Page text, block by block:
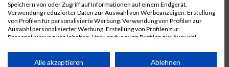
Speichern von oder Zugriff auf Informationen auf einem Endgerät.
Verwendung reduzierter Daten zur Auswahl von Werbeanzeigen. Erstellung
von Profilen für personalisierte Werbung. Verwendung von Profilen zur
Auswahl personalisierter Werbung. Erstellung von Profilen zur
Personalisierung von Inhalten. Verwendung von Profilen zur Auswahl
Performance von Inhalten. Analyse von Zielgruppen durch Statistiken oder
Kombinationen von Daten aus verschiedenen Quellen. Entwicklung und
Alle akzeptieren Ablehnen